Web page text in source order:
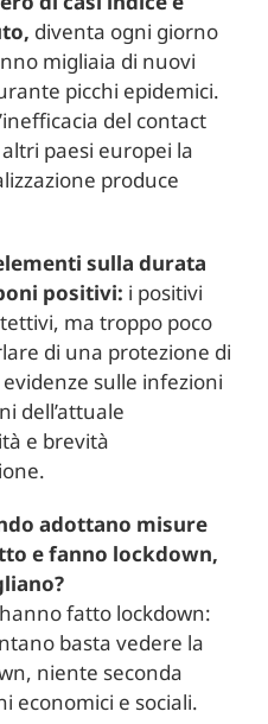
diventa ogni giorno
migliaia di nuovi
picchi epidemici.
del contact
paesi europei la
produce
sulla durata
positivi: i positivi
ma troppo poco
di una protezione di
sulle infezioni
dell’attuale
e brevità
adottano misure
e fanno lockdown,
fatto lockdown:
basta vedere la
niente seconda
economici e sociali.